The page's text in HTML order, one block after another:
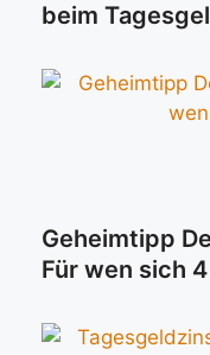
beim
Geheimtipp
Für wen sich